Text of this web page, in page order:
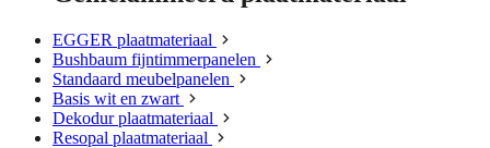
EGGER plaatmateriaal
Bushbaum fijntimmerpanelen
Standaard meubelpanelen
Basis wit en zwart
Dekodur plaatmateriaal
Resopal plaatmateriaal